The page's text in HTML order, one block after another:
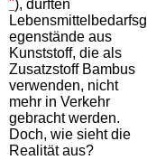
"), dürften
Lebensmittelbedarfsg
egenstände aus
Kunststoff, die als
Zusatzstoff Bambus
verwenden, nicht
mehr in Verkehr
gebracht werden.
Doch, wie sieht die
Realität aus?